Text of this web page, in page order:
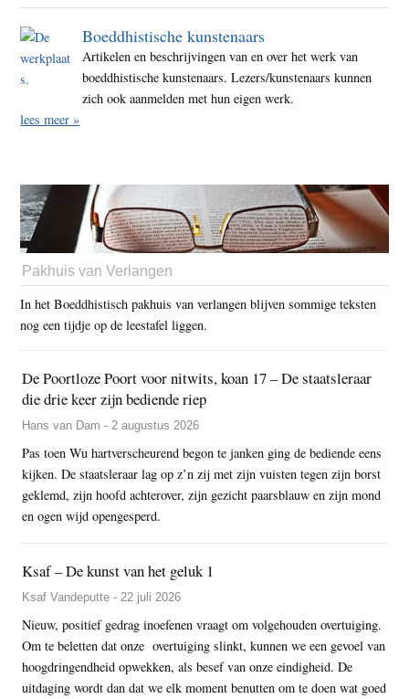
Boeddhistische kunstenaars
Artikelen en beschrijvingen van en over het werk van
boeddhistische kunstenaars. Lezers/kunstenaars kunnen
zich ook aanmelden met hun eigen werk.
lees meer »
Pakhuis van Verlangen
In het Boeddhistisch pakhuis van verlangen blijven sommige teksten
nog een tijdje op de leestafel liggen.
De Poortloze Poort voor nitwits, koan 17 – De staatsleraar
die drie keer zijn bediende riep
Hans van Dam - 2 augustus 2026
Pas toen Wu hartverscheurend begon te janken ging de bediende eens
kijken. De staatsleraar lag op z’n zij met zijn vuisten tegen zijn borst
geklemd, zijn hoofd achterover, zijn gezicht paarsblauw en zijn mond
en ogen wijd opengesperd.
Ksaf – De kunst van het geluk 1
Ksaf Vandeputte - 22 juli 2026
Nieuw, positief gedrag inoefenen vraagt om volgehouden overtuiging.
Om te beletten dat onze overtuiging slinkt, kunnen we een gevoel van
hoogdringendheid opwekken, als besef van onze eindigheid. De
uitdaging wordt dan dat we elk moment benutten om te doen wat goed